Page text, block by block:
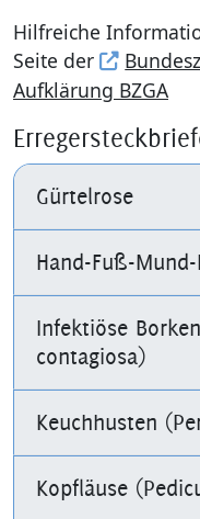
Hilfreiche
Seite der
Aufklärung BZGA
Gürtelrose
Hand-Fuß-
Infektiöse
contagiosa)
Keuchhusten
Kopfläuse